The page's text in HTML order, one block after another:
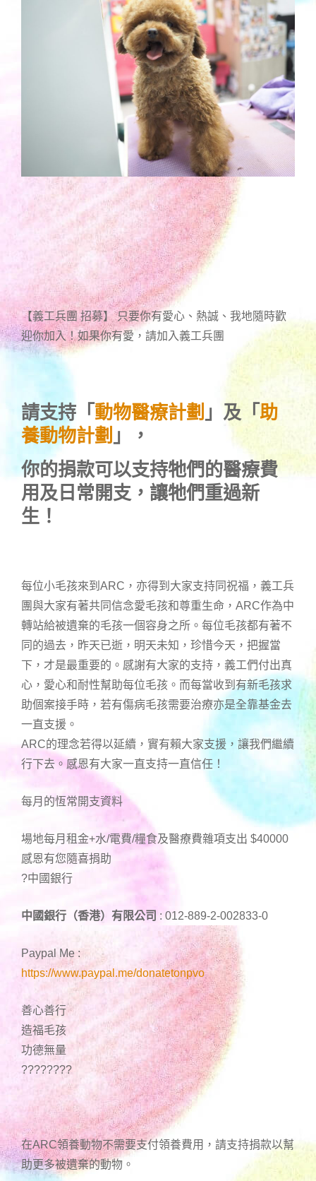
【義工兵團 招募】 只要你有愛心、熱誠、我地隨時歡
迎你加入！如果你有愛，請加入義工兵團
請支持「 動物醫療計劃 」及「 助
養動物計劃 」，
你的捐款可以支持牠們的醫療費
用及日常開支，讓牠們重過新
生！
每位小毛孩來到ARC，亦得到大家支持同祝福，義工兵
團與大家有著共同信念愛毛孩和尊重生命，ARC作為中
轉站給被遺棄的毛孩一個容身之所。每位毛孩都有著不
同的過去，昨天已逝，明天未知，珍惜今天，把握當
下，才是最重要的。感謝有大家的支持，義工們付出真
心，愛心和耐性幫助每位毛孩。而每當收到有新毛孩求
助個案接手時，若有傷病毛孩需要治療亦是全靠基金去
一直支援。
ARC的理念若得以延續，實有賴大家支援，讓我們繼續
行下去。感恩有大家一直支持一直信任！
每月的恆常開支資料
場地每月租金+水/電費/糧食及醫療費雜項支出 $40000
感恩有您隨喜捐助
?中國銀行
中國銀行（香港）有限公司 : 012-889-2-002833-0
Paypal Me :
https://www.paypal.me/donatetonpvo
善心善行
造福毛孩
功德無量
????????
在ARC領養動物不需要支付領養費用，請支持捐款以幫
助更多被遺棄的動物。